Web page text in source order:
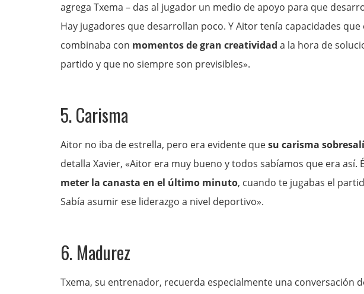
agrega Txema – das al jugador un medio de apoyo para que
Hay jugadores que desarrollan poco. Y Aitor tenía capacidades
combinaba con momentos de gran creatividad a la hora de
partido y que no siempre son previsibles».
5. Carisma
Aitor no iba de estrella, pero era evidente quesu carisma
detalla Xavier, «Aitor era muy bueno y todos sabíamos que era así.
meter la canasta en el último minuto, cuando te jugabas el
Sabía asumir ese liderazgo a nivel deportivo».
6. Madurez
Txema, su entrenador, recuerda especialmente una conversación